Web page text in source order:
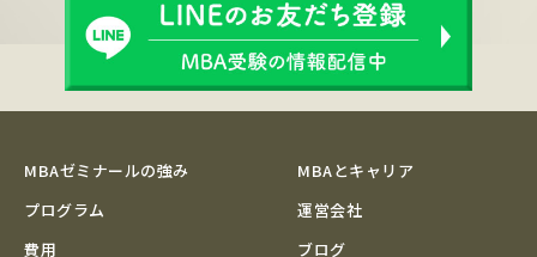
MBAゼミナールの強み
プログラム
費用
MBAとキャリア
運営会社
ブログ